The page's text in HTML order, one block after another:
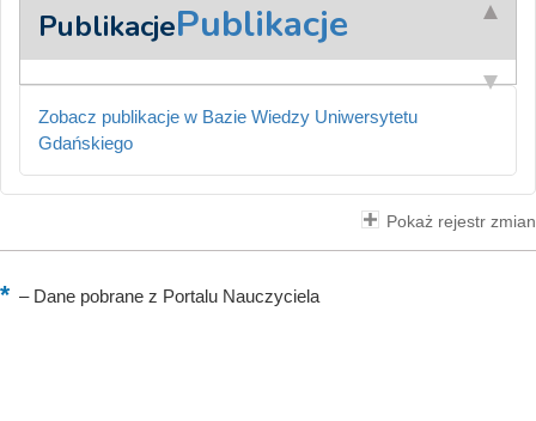
PublikacjePublikacje
Zobacz publikacje w Bazie Wiedzy Uniwersytetu
Gdańskiego
Pokaż rejestr zmian
–Dane pobrane z Portalu Nauczyciela